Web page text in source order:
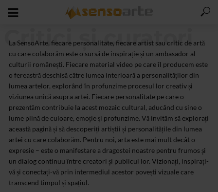
Critici și curatori
La SensoArte, fiecare personalitate, fiecare artist sau critic de artă
cu care colaborăm este o sursă de inspirație și un ambasador al
culturii românești. Fiecare material video pe care îl producem este
o fereastră deschisă către lumea interioară a personalităților din
lumea artelor, explorând în profunzime procesul lor creativ și
viziunea unică asupra artei. Fiecare personalitate pe care o
prezentăm contribuie la acest mozaic cultural, aducând cu sine o
lume plină de culoare, emoție și profunzime. Vă invităm să explorați
această pagină și să descoperiți artiștii și personalitățile din lumea
artei cu care colaborăm. Pentru noi, arta este mai mult decât o
expresie – este o manifestare a dragostei noastre pentru frumos și
un dialog continuu între creatori și publicul lor. Vizionați, inspirați-
vă și conectați-vă prin intermediul acestor povești vizuale care
transcend timpul și spațiul.